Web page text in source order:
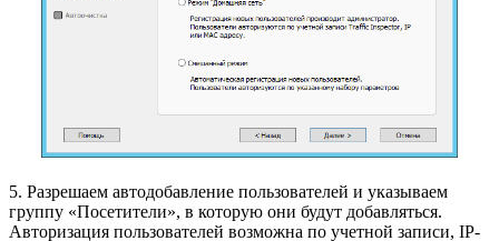
5. Разрешаем автодобавление пользователей и указываем
группу «Посетители», в которую они будут добавляться.
Авторизация пользователей возможна по учетной записи, IP-